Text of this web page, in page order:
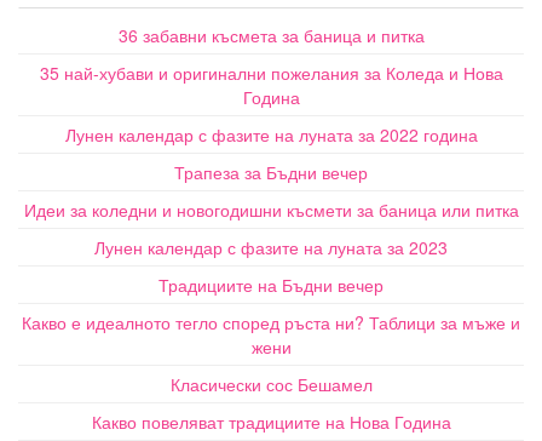
36 забавни късмета за баница и питка
35 най-хубави и оригинални пожелания за Коледа и Нова
Година
Лунен календар с фазите на луната за 2022 година
Трапеза за Бъдни вечер
Идеи за коледни и новогодишни късмети за баница или питка
Лунен календар с фазите на луната за 2023
Традициите на Бъдни вечер
Какво е идеалното тегло според ръста ни? Таблици за мъже и
жени
Класически сос Бешамел
Какво повеляват традициите на Нова Година